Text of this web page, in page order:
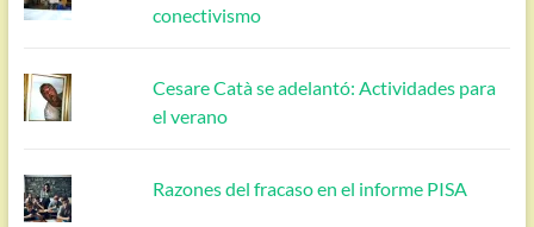
conectivismo
Cesare Catà se adelantó: Actividades para
el verano
Razones del fracaso en el informe PISA